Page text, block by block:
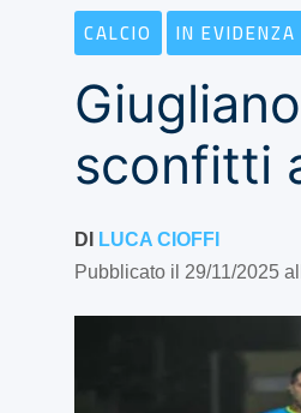
CALCIO IN EVIDENZA
sconfitti
DI
LUCA CIOFFI
Pubblicato il 29/11/2025